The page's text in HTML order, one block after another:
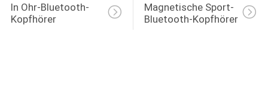
In Ohr-Bluetooth-
Kopfhörer
Magnetische Sport-
Bluetooth-Kopfhörer